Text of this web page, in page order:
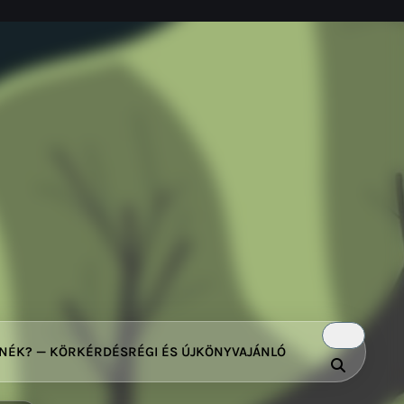
— KÖRKÉRDÉSRÉGI ÉS ÚJKÖNYVAJÁNLÓ